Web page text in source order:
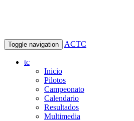
Toggle navigation ACTC
tc
Inicio
Pilotos
Campeonato
Calendario
Resultados
Multimedia